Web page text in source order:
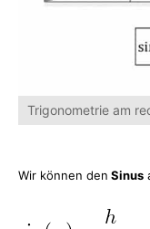
Trigonometrie am
Wir können den Sinus